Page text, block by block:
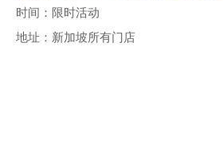
时间：限时活动
地址：新加坡所有门店